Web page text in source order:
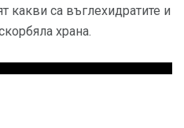
какви са въглехидратите и
храна.